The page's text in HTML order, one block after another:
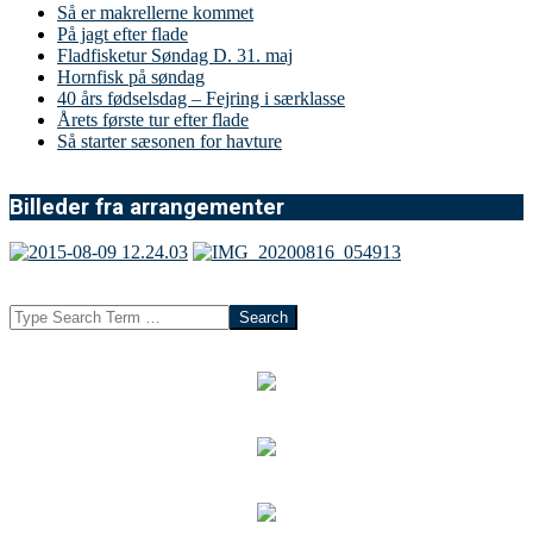
Så er makrellerne kommet
På jagt efter flade
Fladfisketur Søndag D. 31. maj
Hornfisk på søndag
40 års fødselsdag – Fejring i særklasse
Årets første tur efter flade
Så starter sæsonen for havture
Billeder fra arrangementer
Search